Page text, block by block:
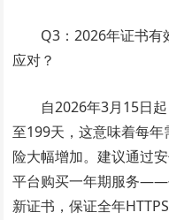
Q3：2026年证书有
应对？
自2026年3月15日
至199天，这意味着每
险大幅增加。建议通过
平台购买一年期服务——
新证书，保证全年